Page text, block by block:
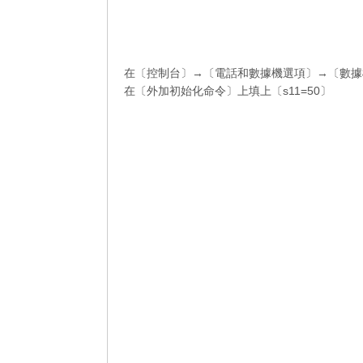
在〔控制台〕→〔電話和數據機選項〕→〔數據
在〔外加初始化命令〕上填上〔s11=50〕